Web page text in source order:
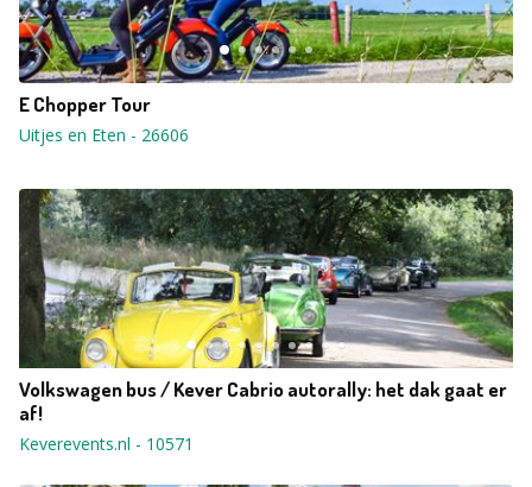
E Chopper Tour
Uitjes en Eten - 26606
Volkswagen bus / Kever Cabrio autorally: het dak gaat er
af!
Keverevents.nl - 10571